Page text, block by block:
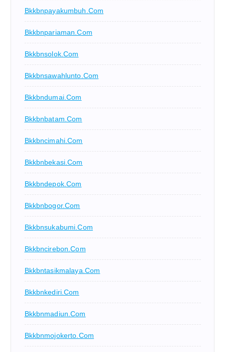
Bkkbnpayakumbuh.com
Bkkbnpariaman.com
Bkkbnsolok.com
Bkkbnsawahlunto.com
Bkkbndumai.com
Bkkbnbatam.com
Bkkbncimahi.com
Bkkbnbekasi.com
Bkkbndepok.com
Bkkbnbogor.com
Bkkbnsukabumi.com
Bkkbncirebon.com
Bkkbntasikmalaya.com
Bkkbnkediri.com
Bkkbnmadiun.com
Bkkbnmojokerto.com